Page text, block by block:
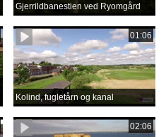
Gjerrildbanestien ved Ryomgård
01:06
Kolind, fugletårn og kanal
02:06